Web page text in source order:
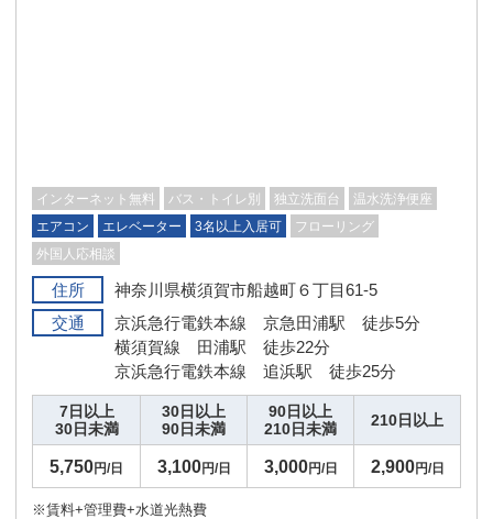
インターネット無料 バス・トイレ別 独立洗面台
温水洗浄便座
エアコン
エレベーター 3名以上入居可
フローリング
外国人応相談
住所
神奈川県横須賀市船越町６丁目61-5
交通
京浜急行電鉄本線 京急田浦駅 徒歩5分
横須賀線 田浦駅 徒歩22分
京浜急行電鉄本線 追浜駅 徒歩25分
7日以上
30日未満
30日以上
90日未満
90日以上
210日未満
210日以上
5,750円/日 3,100円/日 3,000円/日 2,900円/日
※賃料+管理費+水道光熱費